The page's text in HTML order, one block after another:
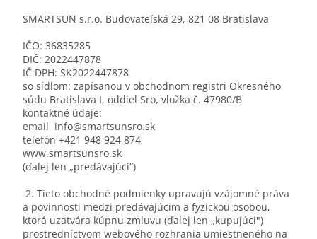
SMARTSUN s.r.o. Budovateľská 29, 821 08 Bratislava
IČO: 36835285
DIČ: 2022447878
IČ DPH: SK2022447878
so sídlom: zapísanou v obchodnom registri Okresného
súdu Bratislava I, oddiel Sro, vložka č. 47980/B
kontaktné údaje:
email info@smartsunsro.sk
telefón +421 948 924 874
www.smartsunsro.sk
(ďalej len „predávajúci“)
2. Tieto obchodné podmienky upravujú vzájomné práva
a povinnosti medzi predávajúcim a fyzickou osobou,
ktorá uzatvára kúpnu zmluvu (ďalej len „kupujúci")
prostredníctvom webového rozhrania umiestneného na